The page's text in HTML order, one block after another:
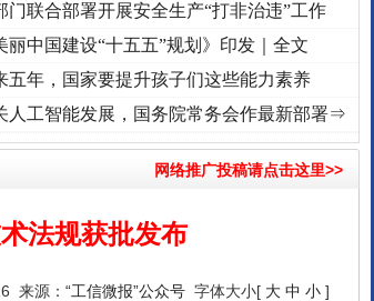
加强纪律..·[视频]牢记初心使命 奋进复兴征程丨“转折之城”激荡..
门联合部署开展安全生产“打非治违”工作
丽中国建设“十五五”规划》印发｜全文
五年，国家要提升孩子们这些能力素养
人工智能发展，国务院常务会作最新部署⇒
网络推广投稿请点击这里>>
法规获批发布
来源： “工信微报”公众号 字体大小[ 大 中 小 ]